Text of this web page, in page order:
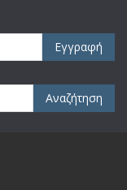
Εγγραφή
Αναζήτηση